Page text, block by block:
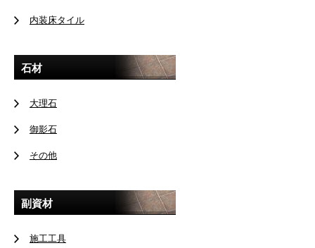
内装床タイル
石材
大理石
御影石
その他
副資材
施工工具